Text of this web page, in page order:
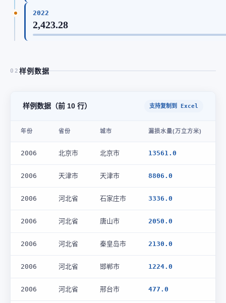
2022
2,423.28
02 样例数据
样例数据（前 10 行） 支持复制到 Excel
年份 省份 城市 漏损水量(万立方米)
2006 北京市 北京市 13561.0
2006 天津市 天津市 8806.0
2006 河北省 石家庄市 3336.0
2006 河北省 唐山市 2050.0
2006 河北省 秦皇岛市 2130.0
2006 河北省 邯郸市 1224.0
2006 河北省 邢台市 477.0